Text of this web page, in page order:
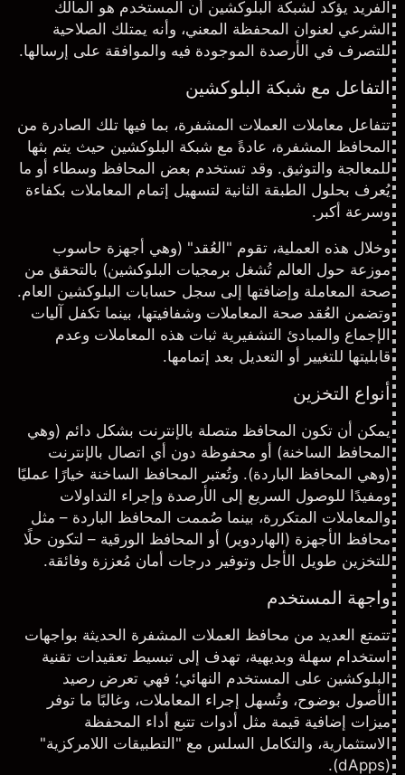
الفريد يؤكد لشبكة البلوكشين أن المستخدم هو المالك
الشرعي لعنوان المحفظة المعني، وأنه يمتلك الصلاحية
للتصرف في الأرصدة الموجودة فيه والموافقة على إرسالها.
التفاعل مع شبكة البلوكشين
تتفاعل معاملات العملات المشفرة، بما فيها تلك الصادرة من
المحافظ المشفرة، عادةً مع شبكة البلوكشين حيث يتم بثها
للمعالجة والتوثيق. وقد تستخدم بعض المحافظ وسطاء أو ما
يُعرف بحلول الطبقة الثانية لتسهيل إتمام المعاملات بكفاءة
وسرعة أكبر.
وخلال هذه العملية، تقوم "العُقد" (وهي أجهزة حاسوب
موزعة حول العالم تُشغل برمجيات البلوكشين) بالتحقق من
صحة المعاملة وإضافتها إلى سجل حسابات البلوكشين العام.
وتضمن العُقد صحة المعاملات وشفافيتها، بينما تكفل آليات
الإجماع والمبادئ التشفيرية ثبات هذه المعاملات وعدم
قابليتها للتغيير أو التعديل بعد إتمامها.
أنواع التخزين
يمكن أن تكون المحافظ متصلة بالإنترنت بشكل دائم (وهي
المحافظ الساخنة) أو محفوظة دون أي اتصال بالإنترنت
(وهي المحافظ الباردة). وتُعتبر المحافظ الساخنة خيارًا عمليًا
ومفيدًا للوصول السريع إلى الأرصدة وإجراء التداولات
والمعاملات المتكررة، بينما صُممت المحافظ الباردة – مثل
محافظ الأجهزة (الهاردوير) أو المحافظ الورقية – لتكون حلًا
للتخزين طويل الأجل وتوفير درجات أمان مُعززة وفائقة.
واجهة المستخدم
تتمتع العديد من محافظ العملات المشفرة الحديثة بواجهات
استخدام سهلة وبديهية، تهدف إلى تبسيط تعقيدات تقنية
البلوكشين على المستخدم النهائي؛ فهي تعرض رصيد
الأصول بوضوح، وتُسهل إجراء المعاملات، وغالبًا ما توفر
ميزات إضافية قيمة مثل أدوات تتبع أداء المحفظة
الاستثمارية، والتكامل السلس مع "التطبيقات اللامركزية"
(dApps).